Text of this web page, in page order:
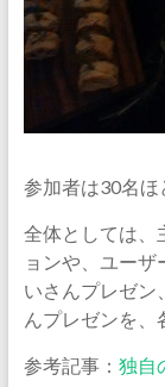
参加者は30名ほ
全体としては、
ョンや、ユー
いさんプレゼン
んプレゼンを、
参考記事： 独自